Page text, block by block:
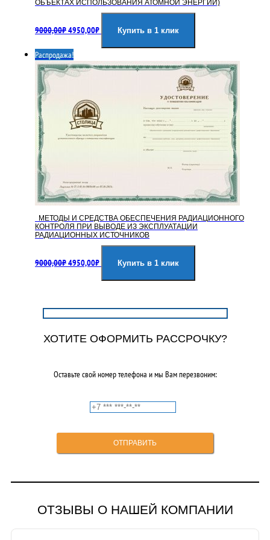
ОБЪЕКТАХ ИСПОЛЬЗОВАНИЯ АТОМНОЙ ЭНЕРГИИ)
9000,00₽цена
9000,00₽.
4950,00₽цена:
Купить в 1 клик
Распродажа!
МЕТОДЫ И СРЕДСТВА ОБЕСПЕЧЕНИЯ РАДИАЦИОННОГО
КОНТРОЛЯ ПРИ ВЫВОДЕ ИЗ ЭКСПЛУАТАЦИИ
РАДИАЦИОННЫХ ИСТОЧНИКОВ
9000,00₽цена
4950,00₽цена:
Купить в 1 клик
ХОТИТЕ ОФОРМИТЬ РАССРОЧКУ?
Оставьте свой номер телефона и мы Вам перезвоним:
ОТЗЫВЫ О НАШЕЙ КОМПАНИИ